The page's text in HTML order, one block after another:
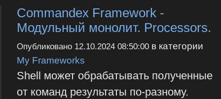
Commandex Framework -
Модульный монолит. Processors.
Опубликовано 12.10.2024 08:50:00в категории
My Frameworks
Shell может обрабатывать полученные
от команд результаты по-разному.